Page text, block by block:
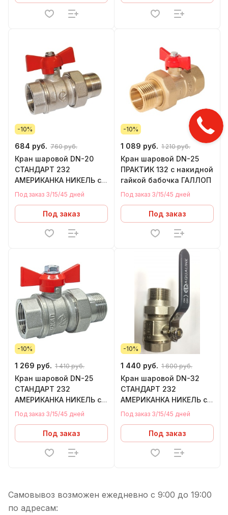
-10%
684 руб. 760 руб.
Кран шаровой DN-20
СТАНДАРТ 232
АМЕРИКАНКА НИКЕЛЬ с
накидной гайкой
Под заказ 3/15/45 дней
Под заказ
-10%
1 089 руб. 1 210 руб.
Кран шаровой DN-25
ПРАКТИК 132 с накидной
гайкой бабочка ГАЛЛОП
Под заказ 3/15/45 дней
Под заказ
-10%
1 269 руб. 1 410 руб.
Кран шаровой DN-25
СТАНДАРТ 232
АМЕРИКАНКА НИКЕЛЬ с
накидной гайкой рычаг
Под заказ 3/15/45 дней
Под заказ
-10%
1 440 руб. 1 600 руб.
Кран шаровой DN-32
СТАНДАРТ 232
АМЕРИКАНКА НИКЕЛЬ с
накидной гайкой
Под заказ 3/15/45 дней
Под заказ
Самовывоз возможен ежедневно с 9:00 до 19:00
по адресам: